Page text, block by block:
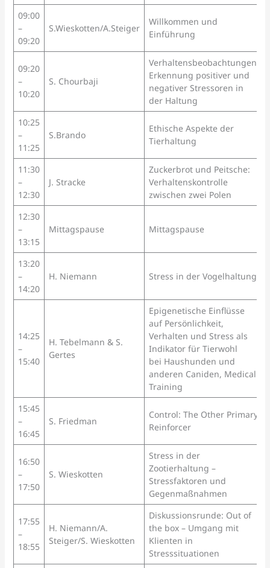
09:00
–
09:20
S.Wieskotten/A.Steiger
Willkommen und
Einführung
09:20
–
10:20
S. Chourbaji
Verhaltensbeobachtungen:
Erkennung positiver und
negativer Stressoren in
der Haltung
10:25
–
11:25
S.Brando
Ethische Aspekte der
Tierhaltung
11:30
–
12:30
J. Stracke
Zuckerbrot und Peitsche:
Verhaltenskontrolle
zwischen zwei Polen
12:30
–
13:15
Mittagspause Mittagspause
13:20
–
14:20
H. Niemann Stress in der Vogelhaltung
14:25
–
15:40
H. Tebelmann & S.
Gertes
Epigenetische Einflüsse
auf Persönlichkeit,
Verhalten und Stress als
Indikator für Tierwohl
bei Haushunden und
anderen Caniden, Medical
Training
15:45
–
16:45
S. Friedman
Control: The Other Primary
Reinforcer
16:50
–
17:50
S. Wieskotten
Stress in der
Zootierhaltung –
Stressfaktoren und
Gegenmaßnahmen
17:55
–
18:55
H. Niemann/A.
Steiger/S. Wieskotten
Diskussionsrunde: Out of
the box – Umgang mit
Klienten in
Stresssituationen